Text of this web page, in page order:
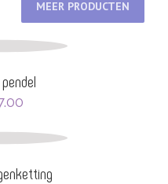
MEER PRODUCTEN
Prijsklasse:
tot
€77.00